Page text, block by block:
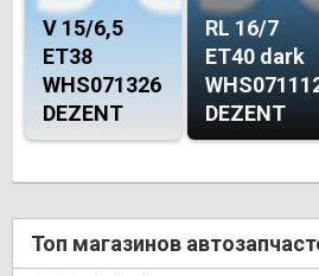
V 15/6,5
ET38
WHS071326
DEZENT
RL 16/7
ET40 dark
DEZENT
Топ магазинов